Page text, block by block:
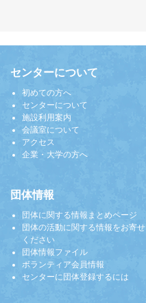
センターについて
初めての方へ
センターについて
施設利用案内
会議室について
アクセス
企業・大学の方へ
団体情報
団体に関する情報まとめページ
団体の活動に関する情報をお寄せ
ください
団体情報ファイル
ボランティア会員情報
センターに団体登録するには